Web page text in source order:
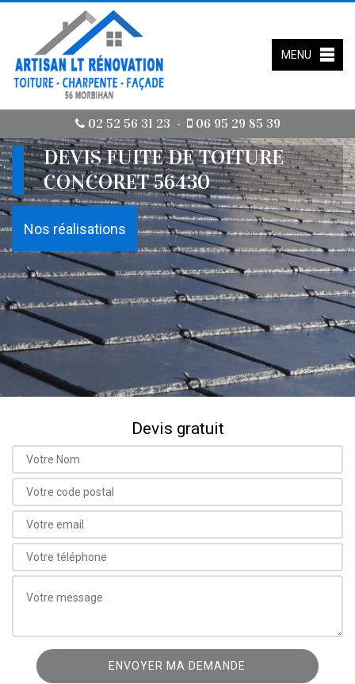
02 52 56 31 23 - 06 95 29 85 39
MENU
DEVIS FUITE DE TOITURE
CONCORET 56430
Nos réalisations
Devis gratuit